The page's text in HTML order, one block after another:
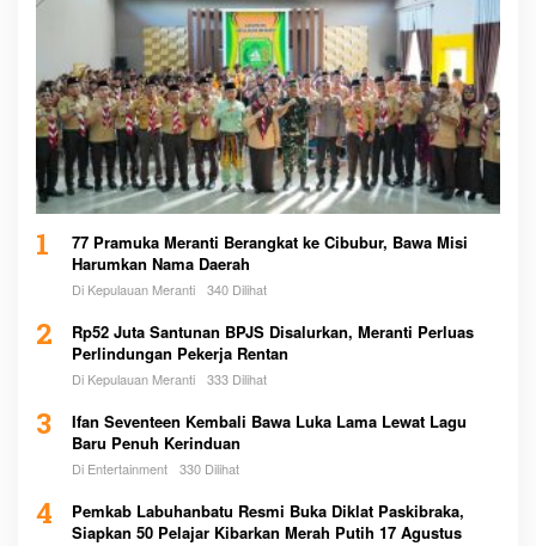
1
77 Pramuka Meranti Berangkat ke Cibubur, Bawa Misi
Harumkan Nama Daerah
Di Kepulauan Meranti 340 Dilihat
2
Rp52 Juta Santunan BPJS Disalurkan, Meranti Perluas
Perlindungan Pekerja Rentan
Di Kepulauan Meranti 333 Dilihat
3
Ifan Seventeen Kembali Bawa Luka Lama Lewat Lagu
Baru Penuh Kerinduan
Di Entertainment 330 Dilihat
4
Pemkab Labuhanbatu Resmi Buka Diklat Paskibraka,
Siapkan 50 Pelajar Kibarkan Merah Putih 17 Agustus